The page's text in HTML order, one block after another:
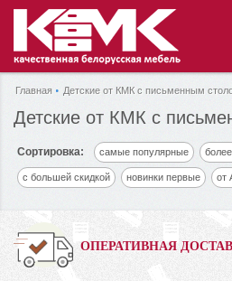
Главная Детские от КМК с письменным
Детские от КМК с
Сортировка: самые популярные
с большей скидкой новинки первые от
ОПЕРАТИВНАЯ